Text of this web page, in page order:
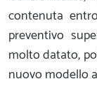
contenuta
preventivo
molto datato,
nuovo modello